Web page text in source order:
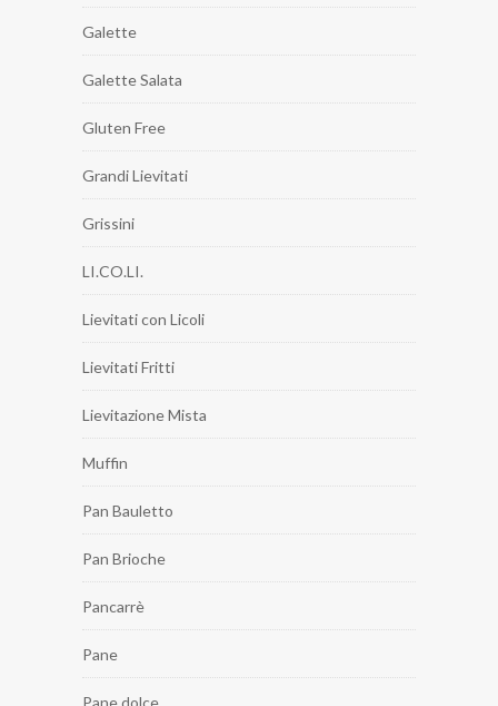
Galette
Galette Salata
Gluten Free
Grandi Lievitati
Grissini
LI.CO.LI.
Lievitati con Licoli
Lievitati Fritti
Lievitazione Mista
Muffin
Pan Bauletto
Pan Brioche
Pancarrè
Pane